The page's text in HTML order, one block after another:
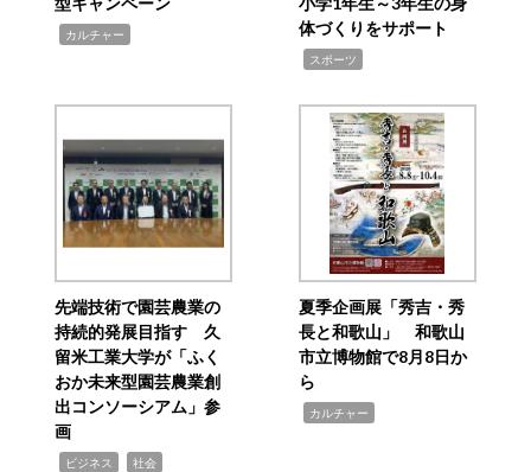
カルチャー
体づくりをサポート
スポーツ
先端技術で園芸農業の
持続的発展目指す 久
留米工業大学が「ふく
おか未来型園芸農業創
出コンソーシアム」参
画
ビジネス 社会
夏季企画展「秀吉・秀
長と和歌山」 和歌山
市立博物館で8月8日か
ら
カルチャー